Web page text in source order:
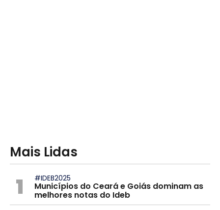
Mais Lidas
1 #IDEB2025
Municípios do Ceará e Goiás dominam as
melhores notas do Ideb